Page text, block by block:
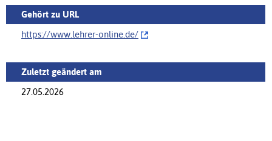
Gehört zu URL
https://www.lehrer-online.de/‌
Zuletzt geändert am
27.05.2026